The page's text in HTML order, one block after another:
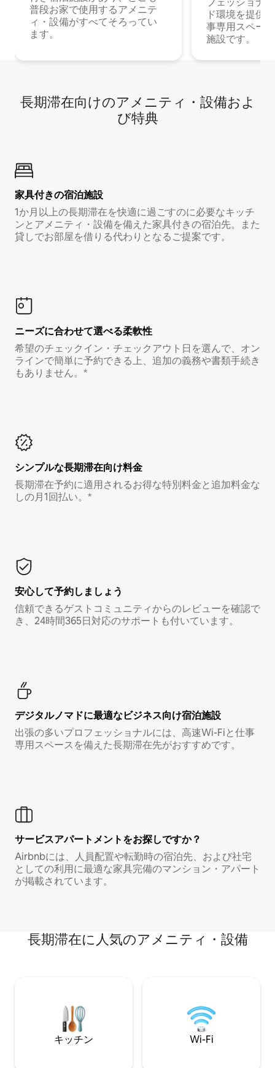
普段お家で使用するアメニテ
ィ・設備がすべてそろってい
ます。
ド環境を提供
事専用スペー
施設です。
長期滞在向け⁠のア⁠メ⁠ニ⁠テ⁠ィ⁠・設⁠備⁠およ
び特⁠典
家具付き⁠の宿⁠泊⁠施⁠設
1か月以上の長期滞在を快適に過ごすのに必要なキッチ
ンとアメニティ・設備を備えた家具付きの宿泊先。また
貸しでお部屋を借りる代わりとなるご提案です。
ニーズに合わせて選べる柔軟性
希望のチェックイン・チェックアウト日を選んで、オン
ラインで簡単に予約できる上、追加の義務や書類手続き
もありません。*
シンプルな長期滞在向け料金
長期滞在予約に適用されるお得な特別料金と追加料金な
しの月1回払い。*
安心して予約しましょう
信頼できるゲストコミュニティからのレビューを確認で
き、24時間365日対応のサポートも付いています。
デジタルノマド⁠に最⁠適⁠なビ⁠ジ⁠ネ⁠ス⁠向⁠け宿⁠泊⁠施⁠設
出張の多いプロフェッショナルには、高速Wi-Fiと仕事
専用スペースを備えた長期滞在先がおすすめです。
サービスアパートメントをお探しですか？
Airbnbには、人員配置や転勤時の宿泊先、および社宅
としての利用に最適な家具完備のマンション・アパート
が掲載されています。
長期滞在に人気のアメニティ・設備
キッチン Wi-Fi